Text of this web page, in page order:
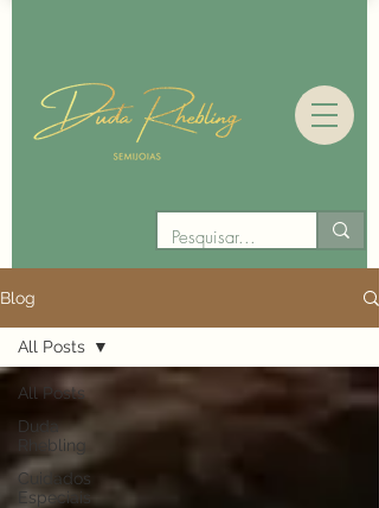
Blog
All Posts
Duda
Rhebling
Cuidados
Especiais
All Posts